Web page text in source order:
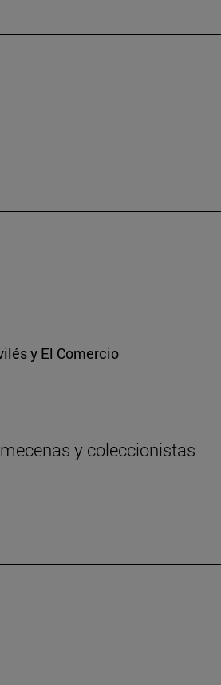
y El Comercio
y coleccionistas